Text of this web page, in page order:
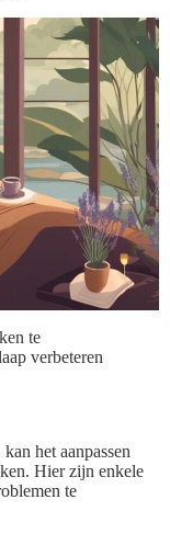
te
verbeteren
het aanpassen
Hier zijn enkele
te